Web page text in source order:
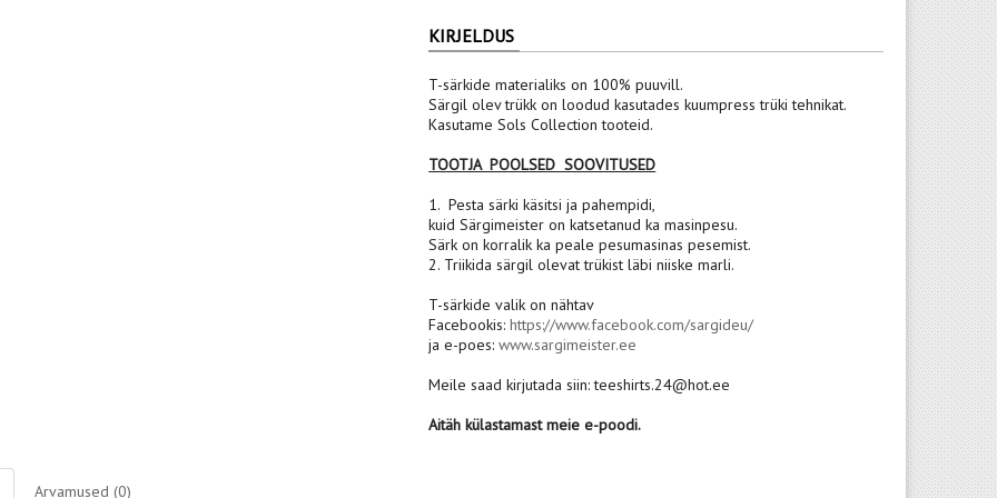
KIRJELDUS
T-särkide materialiks on 100% puuvill.
Särgil olev trükk on loodud kasutades kuumpress trüki tehnikat.
Kasutame Sols Collection tooteid.
TOOTJA POOLSED SOOVITUSED
1. Pesta särki käsitsi ja pahempidi,
kuid Särgimeister on katsetanud ka masinpesu.
Särk on korralik ka peale pesumasinas pesemist.
2. Triikida särgil olevat trükist läbi niiske marli.
T-särkide valik on nähtav
Facebookis:https://www.facebook.com/sargideu/
ja e-poes:www.sargimeister.ee
Meile saad kirjutada siin: teeshirts.24@hot.ee
Aitäh külastamast meie e-poodi.
Arvamused (0)